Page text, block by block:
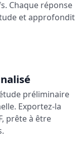
Chaque réponse
et approfondit
préliminaire
Exportez-la
prête à être